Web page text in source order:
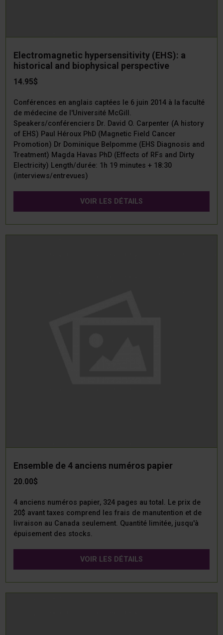
Electromagnetic hypersensitivity (EHS): a
historical and biophysical perspective
14.95$
Conférences en anglais captées le 6 juin 2014 à la faculté
de médecine de l'Université McGill.
Speakers/conférenciers Dr. David O. Carpenter (A history
of EHS) Paul Héroux PhD (Magnetic Field Cancer
Promotion) Dr Dominique Belpomme (EHS Diagnosis and
Treatment) Magda Havas PhD (Effects of RFs and Dirty
Electricity) Length/durée: 1h 19 minutes + 18:30
(interviews/entrevues)
VOIR LES DÉTAILS
Ensemble de 4 anciens numéros papier
20.00$
4 anciens numéros papier, 324 pages au total. Le prix de
20$ avant taxes comprend les frais de manutention et de
livraison au Canada seulement. Quantité limitée, jusqu'à
épuisement des stocks.
VOIR LES DÉTAILS